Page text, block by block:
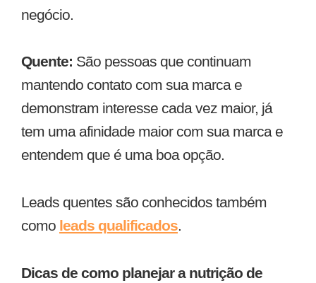
negócio.
Quente: São pessoas que continuam
mantendo contato com sua marca e
demonstram interesse cada vez maior, já
tem uma afinidade maior com sua marca e
entendem que é uma boa opção.
Leads quentes são conhecidos também
como leads qualificados.
Dicas de como planejar a nutrição de